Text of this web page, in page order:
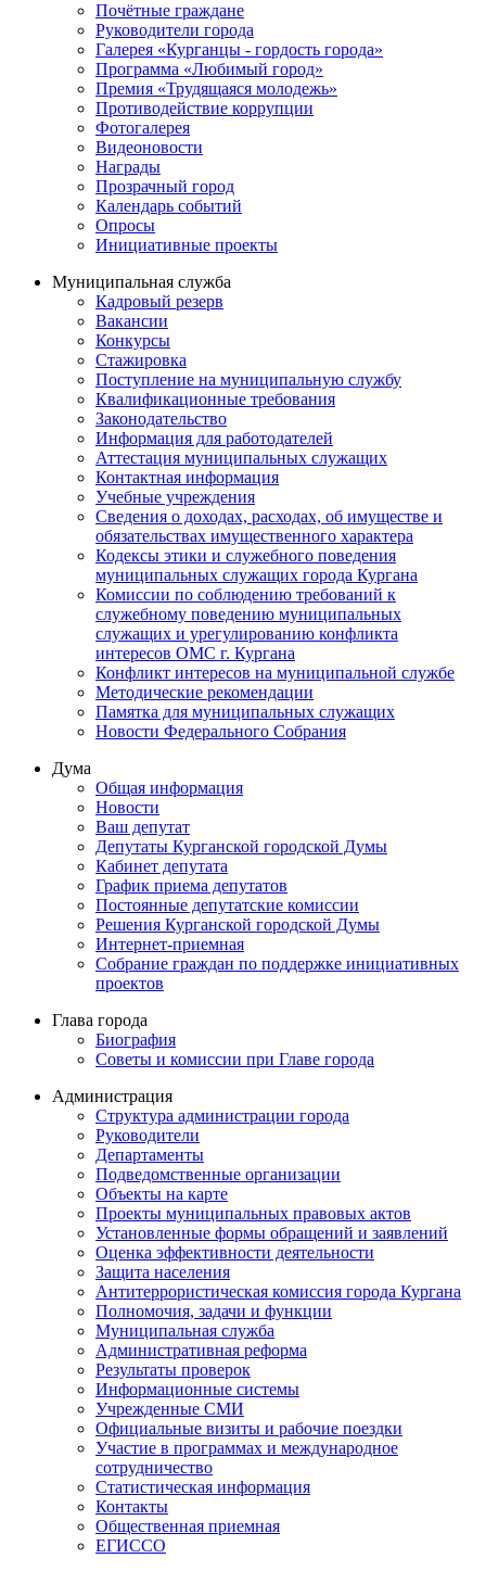
Почётные граждане
Руководители города
Галерея «Курганцы - гордость города»
Программа «Любимый город»
Премия «Трудящаяся молодежь»
Противодействие коррупции
Фотогалерея
Видеоновости
Награды
Прозрачный город
Календарь событий
Опросы
Инициативные проекты
Муниципальная служба
Кадровый резерв
Вакансии
Конкурсы
Стажировка
Поступление на муниципальную службу
Квалификационные требования
Законодательство
Информация для работодателей
Аттестация муниципальных служащих
Контактная информация
Учебные учреждения
Сведения о доходах, расходах, об имуществе и
обязательствах имущественного характера
Кодексы этики и служебного поведения
муниципальных служащих города Кургана
Комиссии по соблюдению требований к
служебному поведению муниципальных
служащих и урегулированию конфликта
интересов ОМС г. Кургана
Конфликт интересов на муниципальной службе
Методические рекомендации
Памятка для муниципальных служащих
Новости Федерального Cобрания
Дума
Общая информация
Новости
Ваш депутат
Депутаты Курганской городской Думы
Кабинет депутата
График приема депутатов
Постоянные депутатские комиссии
Решения Курганской городской Думы
Интернет-приемная
Собрание граждан по поддержке инициативных
проектов
Глава города
Биография
Советы и комиссии при Главе города
Администрация
Структура администрации города
Руководители
Департаменты
Подведомственные организации
Объекты на карте
Проекты муниципальных правовых актов
Установленные формы обращений и заявлений
Оценка эффективности деятельности
Защита населения
Антитеррористическая комиссия города Кургана
Полномочия, задачи и функции
Муниципальная служба
Административная реформа
Результаты проверок
Информационные системы
Учрежденные СМИ
Официальные визиты и рабочие поездки
Участие в программах и международное
сотрудничество
Статистическая информация
Контакты
Общественная приемная
ЕГИССО